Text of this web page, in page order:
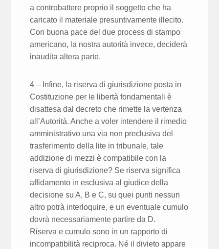
a controbattere proprio il soggetto che ha
caricato il materiale presuntivamente illecito.
Con buona pace del due process di stampo
americano, la nostra autorità invece, deciderà
inaudita altera parte.
4 – Infine, la riserva di giurisdizione posta in
Costituzione per le libertà fondamentali è
disattesa dal decreto che rimette la vertenza
all’Autorità. Anche a voler intendere il rimedio
amministrativo una via non preclusiva del
trasferimento della lite in tribunale, tale
addizione di mezzi è compatibile con la
riserva di giurisdizione? Se riserva significa
affidamento in esclusiva al giudice della
decisione su A, B e C, su quei punti nessun
altro potrà interloquire, e un eventuale cumulo
dovrà necessariamente partire da D.
Riserva e cumulo sono in un rapporto di
incompatibilità reciproca. Né il divieto appare